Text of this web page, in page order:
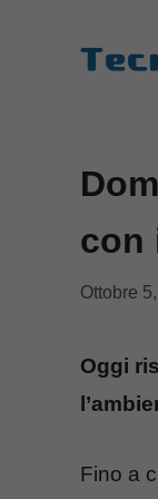
con
Ottobre
Oggi
Fino a